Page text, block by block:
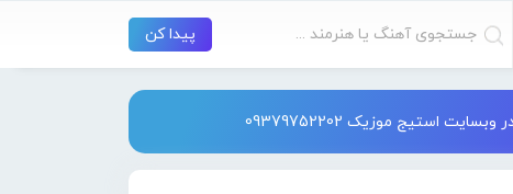
استیج موزیک 09379752202